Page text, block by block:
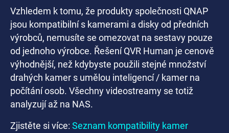
Vzhledem k tomu, že produkty společnosti QNAP
jsou kompatibilní s kamerami a disky od předních
výrobců, nemusíte se omezovat na sestavy pouze
od jednoho výrobce. Řešení QVR Human je cenově
výhodnější, než kdybyste použili stejné množství
drahých kamer s umělou inteligencí / kamer na
počítání osob. Všechny videostreamy se totiž
analyzují až na NAS.
Zjistěte si více: Seznam kompatibility kamer